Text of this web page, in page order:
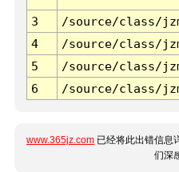
3 /source/class/
4
/source/class/
5
/source/class/
6
/source/class/
www.365jz.com 已经将此出错信息
们深